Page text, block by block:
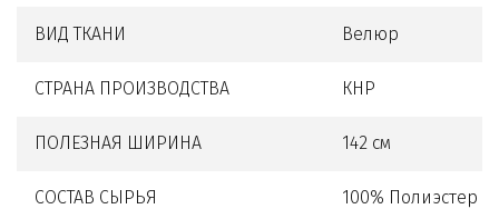
ВИД ТКАНИ Велюр
СТРАНА ПРОИЗВОДСТВА КНР
ПОЛЕЗНАЯ ШИРИНА 142 см
СОСТАВ СЫРЬЯ 100% Полиэстер